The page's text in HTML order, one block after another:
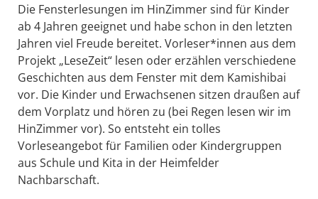
Die Fensterlesungen im HinZimmer sind für Kinder
ab 4 Jahren geeignet und habe schon in den letzten
Jahren viel Freude bereitet. Vorleser*innen aus dem
Projekt „LeseZeit“ lesen oder erzählen verschiedene
Geschichten aus dem Fenster mit dem Kamishibai
vor. Die Kinder und Erwachsenen sitzen draußen auf
dem Vorplatz und hören zu (bei Regen lesen wir im
HinZimmer vor). So entsteht ein tolles
Vorleseangebot für Familien oder Kindergruppen
aus Schule und Kita in der Heimfelder
Nachbarschaft.